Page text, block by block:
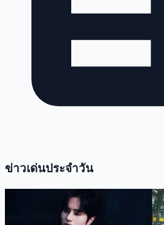
ข่าวเด่นประจำวัน